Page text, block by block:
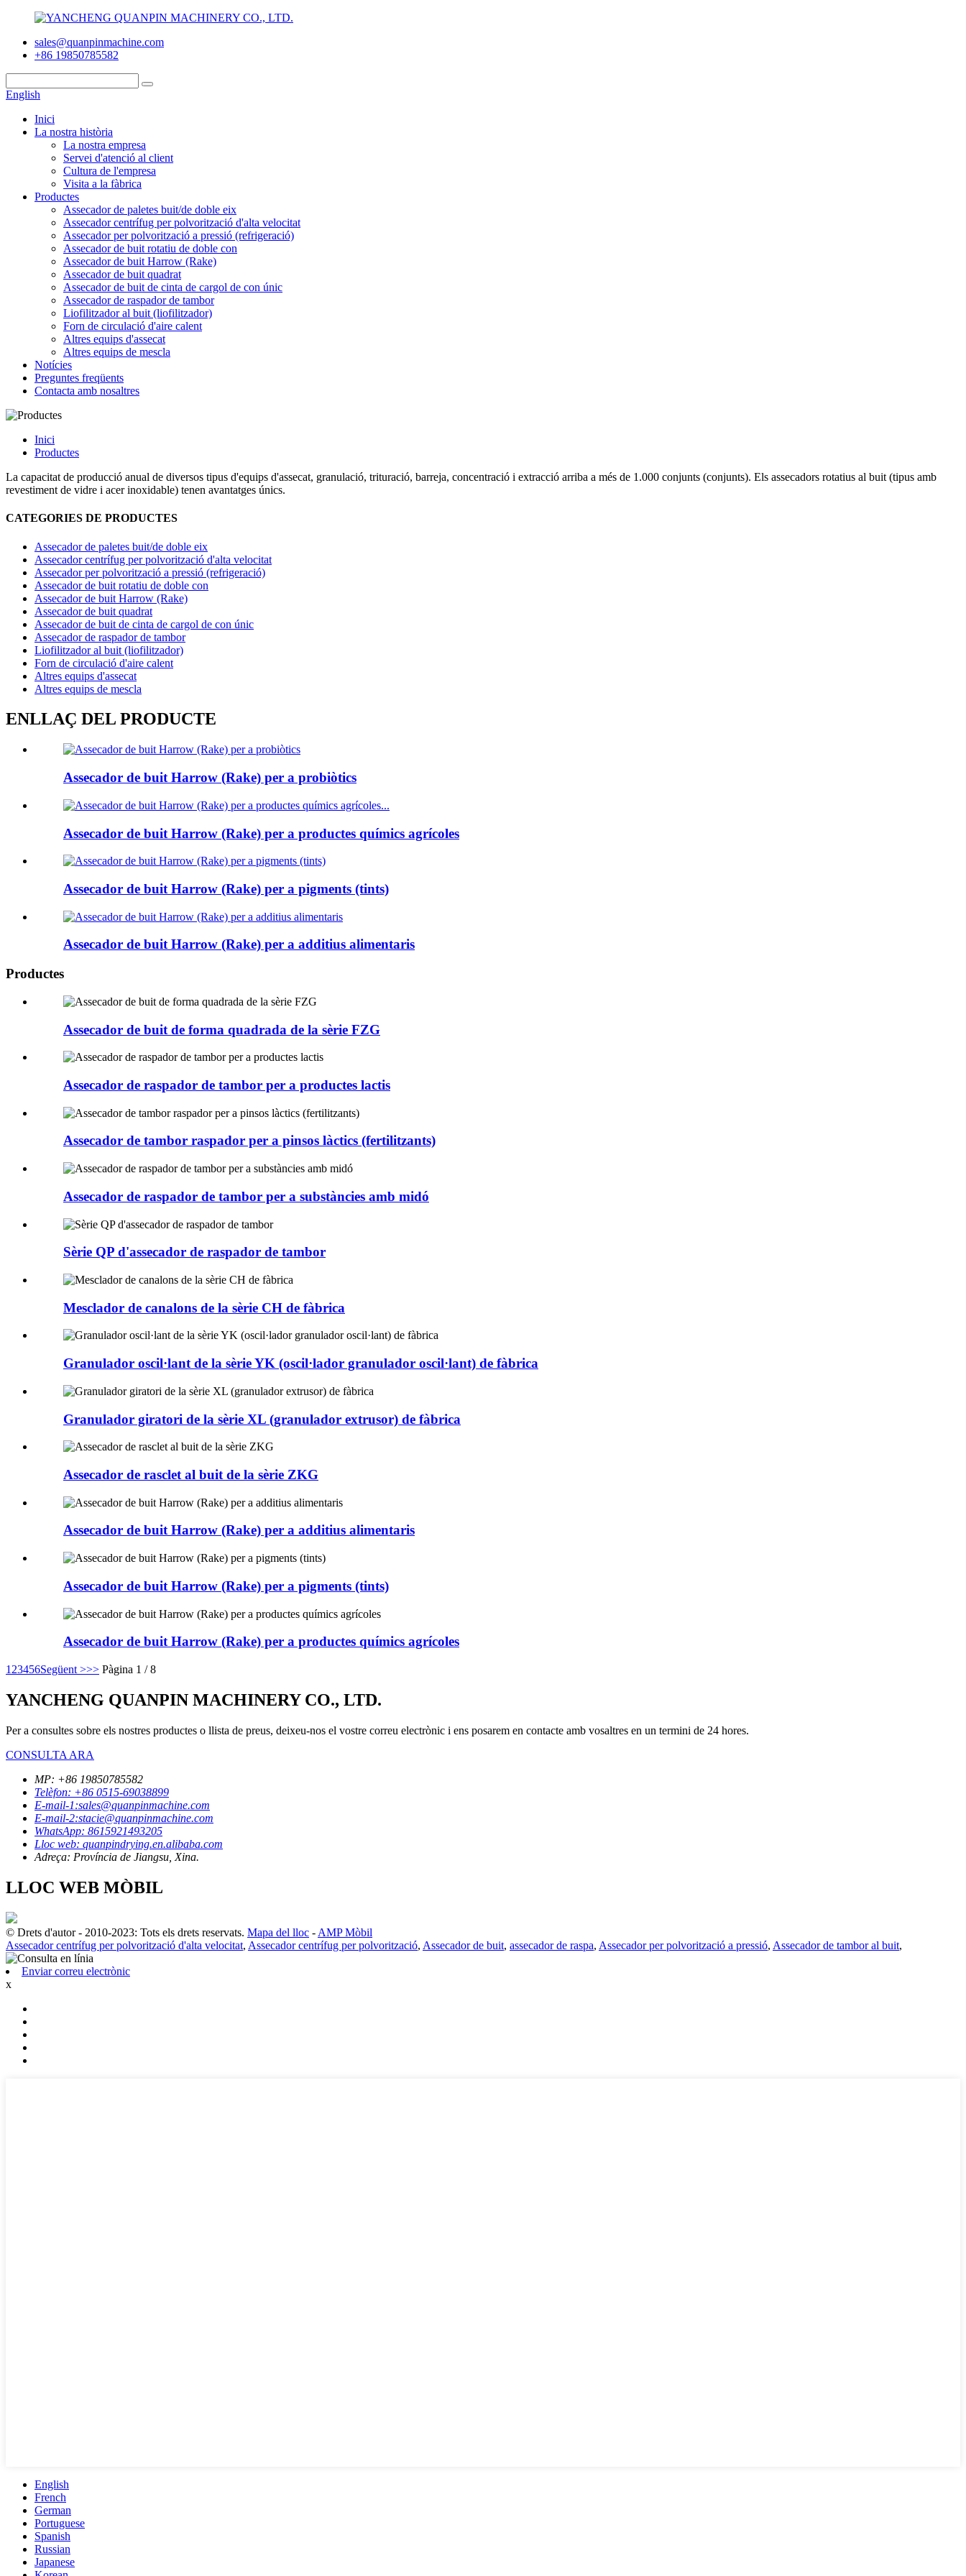
sales@quanpinmachine.com
+86 19850785582
English
Inici
La nostra història
La nostra empresa
Servei d'atenció al client
Cultura de l'empresa
Visita a la fàbrica
Productes
Assecador de paletes buit/de doble eix
Assecador centrífug per polvorització d'alta velocitat
Assecador per polvorització a pressió (refrigeració)
Assecador de buit rotatiu de doble con
Assecador de buit Harrow (Rake)
Assecador de buit quadrat
Assecador de buit de cinta de cargol de con únic
Assecador de raspador de tambor
Liofilitzador al buit (liofilitzador)
Forn de circulació d'aire calent
Altres equips d'assecat
Altres equips de mescla
Notícies
Preguntes freqüents
Contacta amb nosaltres
Inici
Productes
La capacitat de producció anual de diversos tipus d'equips d'assecat, granulació, trituració, barreja, concentració i extracció arriba a més de 1.000 conjunts (conjunts). Els assecadors rotatius al buit (tipus amb
revestiment de vidre i acer inoxidable) tenen avantatges únics.
CATEGORIES DE PRODUCTES
Assecador de paletes buit/de doble eix
Assecador centrífug per polvorització d'alta velocitat
Assecador per polvorització a pressió (refrigeració)
Assecador de buit rotatiu de doble con
Assecador de buit Harrow (Rake)
Assecador de buit quadrat
Assecador de buit de cinta de cargol de con únic
Assecador de raspador de tambor
Liofilitzador al buit (liofilitzador)
Forn de circulació d'aire calent
Altres equips d'assecat
Altres equips de mescla
ENLLAÇ DEL PRODUCTE
Assecador de buit Harrow (Rake) per a probiòtics
Assecador de buit Harrow (Rake) per a productes químics agrícoles
Assecador de buit Harrow (Rake) per a pigments (tints)
Assecador de buit Harrow (Rake) per a additius alimentaris
Productes
Assecador de buit de forma quadrada de la sèrie FZG
Assecador de raspador de tambor per a productes lactis
Assecador de tambor raspador per a pinsos làctics (fertilitzants)
Assecador de raspador de tambor per a substàncies amb midó
Sèrie QP d'assecador de raspador de tambor
Mesclador de canalons de la sèrie CH de fàbrica
Granulador oscil·lant de la sèrie YK (oscil·lador granulador oscil·lant) de fàbrica
Granulador giratori de la sèrie XL (granulador extrusor) de fàbrica
Assecador de rasclet al buit de la sèrie ZKG
Assecador de buit Harrow (Rake) per a additius alimentaris
Assecador de buit Harrow (Rake) per a pigments (tints)
Assecador de buit Harrow (Rake) per a productes químics agrícoles
1 23456Següent >>> Pàgina 1 / 8
YANCHENG QUANPIN MACHINERY CO., LTD.
Per a consultes sobre els nostres productes o llista de preus, deixeu-nos el vostre correu electrònic i ens posarem en contacte amb vosaltres en un termini de 24 hores.
CONSULTA ARA
MP: +86 19850785582
Telèfon: +86 0515-69038899
E-mail-1:sales@quanpinmachine.com
E-mail-2:stacie@quanpinmachine.com
WhatsApp: 8615921493205
Lloc web: quanpindrying.en.alibaba.com
Adreça: Província de Jiangsu, Xina.
LLOC WEB MÒBIL
© Drets d'autor - 2010-2023: Tots els drets reservats. Mapa del lloc - AMP Mòbil
Assecador centrífug per polvorització d'alta velocitat, Assecador centrífug per polvorització, Assecador de buit, assecador de raspa, Assecador per polvorització a pressió, Assecador de tambor al buit,
Enviar correu electrònic
x
English
French
German
Portuguese
Spanish
Russian
Japanese